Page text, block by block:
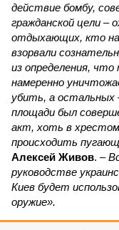
действие бомбу,
гражданской цели –
отдыхающих, кто
взорвали
из определения,
намеренно
убить, а остальных
площади был
акт, хоть в
происходить
Алексей Живов. –
руководстве
Киев будет
оружие».